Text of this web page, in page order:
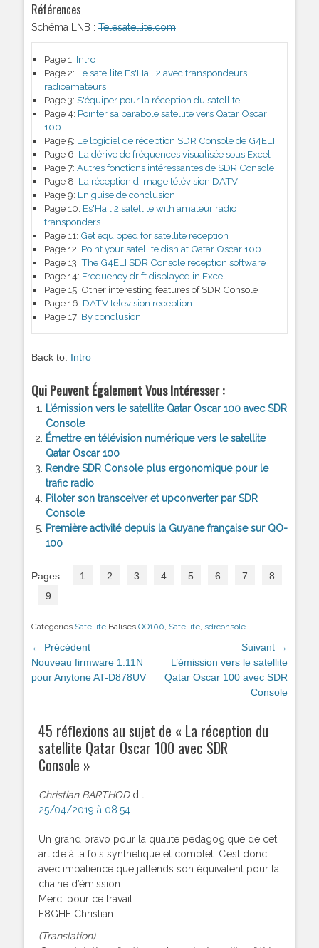
Références
Schéma LNB : Telesatellite.com
Page 1: Intro
Page 2: Le satellite Es'Hail 2 avec transpondeurs
radioamateurs
Page 3: S'équiper pour la réception du satellite
Page 4: Pointer sa parabole satellite vers Qatar Oscar
100
Page 5: Le logiciel de réception SDR Console de G4ELI
Page 6: La dérive de fréquences visualisée sous Excel
Page 7: Autres fonctions intéressantes de SDR Console
Page 8: La réception d'image télévision DATV
Page 9: En guise de conclusion
Page 10: Es'Hail 2 satellite with amateur radio
transponders
Page 11: Get equipped for satellite reception
Page 12: Point your satellite dish at Qatar Oscar 100
Page 13: The G4ELI SDR Console reception software
Page 14: Frequency drift displayed in Excel
Page 15: Other interesting features of SDR Console
Page 16: DATV television reception
Page 17: By conclusion
Back to: Intro
Qui Peuvent Également Vous Intéresser :
L’émission vers le satellite Qatar Oscar 100 avec SDR
Console
Émettre en télévision numérique vers le satellite
Qatar Oscar 100
Rendre SDR Console plus ergonomique pour le
trafic radio
Piloter son transceiver et upconverter par SDR
Console
Première activité depuis la Guyane française sur QO-
100
Pages : 1 2 3 4 5 6 7
8
9
Catégories Satellite Balises QO100, Satellite, sdrconsole
Navigation
de
l’article
← Précédent
Article
précédent :
Nouveau firmware 1.11N
pour Anytone AT-D878UV
Suivant →
Article
suivant :
L’émission vers le satellite
Qatar Oscar 100 avec SDR
Console
45 réflexions au sujet de « La réception du
satellite Qatar Oscar 100 avec SDR
Console »
Christian BARTHOD dit :
25/04/2019 à 08:54
Un grand bravo pour la qualité pédagogique de cet
article à la fois synthétique et complet. C’est donc
avec impatience que j’attends son équivalent pour la
chaine d’émission.
Merci pour ce travail.
F8GHE Christian
(Translation)